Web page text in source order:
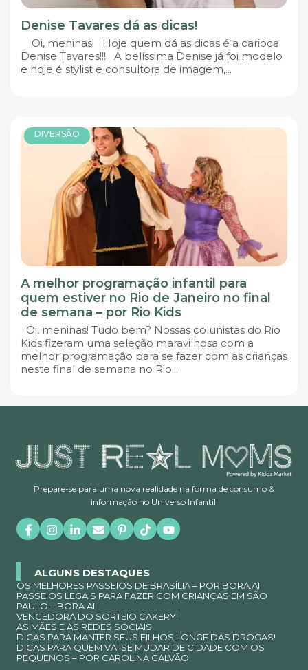
Denise Tavares dá as dicas!
Oi, meninas! Hoje quem dá as dicas é a carioca
Denise Tavares!!! A belíssima Denise já foi modelo
e hoje é stylist e consultora de imagem,...
DIVERSÃO
A melhor programação infantil para
quem estiver no Rio de Janeiro no final
de semana – por Rio Kids
Oi, meninas! Tudo bem? Nossas colunistas do Rio
Kids fizeram uma seleção maravilhosa com a
melhor programação para se fazer com as crianças
neste final de semana no Rio...
Prepare-se para uma nova realidade na forma de consumo &
informação no Universo Infantil!
ALGUNS DESTAQUES
OS MELHORES PASSEIOS DE BRASÍLIA – POR BORA.AI
PASSEIOS LEGAIS PARA FAZER COM CRIANÇAS EM SÃO
PAULO – BORA.AI
VENCEDORA DO SORTEIO CAKERY!
AS MÃES E AS REDES SOCIAIS
DICAS PARA MANTER SEUS FILHOS LONGE DAS DROGAS!
DICAS PARA QUEM VAI SE MUDAR DE CIDADE COM OS
PEQUENOS – POR CAROLINA GALVÃO